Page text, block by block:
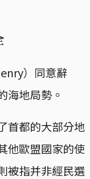
）同意辭
海地局勢。
首都的大部分地
他歐盟國家的使
被指并非經民選